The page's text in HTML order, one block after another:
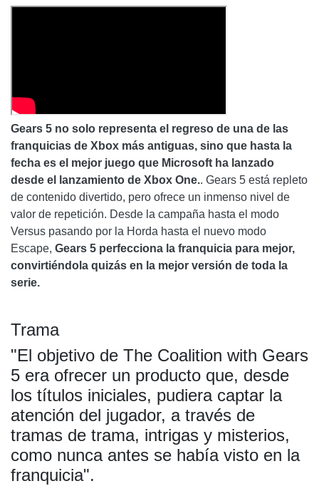
Gears 5 no solo representa el regreso de una de las
franquicias de Xbox más antiguas, sino que hasta la
fecha es el mejor juego que Microsoft ha lanzado
desde el lanzamiento de Xbox One.. Gears 5 está repleto
de contenido divertido, pero ofrece un inmenso nivel de
valor de repetición. Desde la campaña hasta el modo
Versus pasando por la Horda hasta el nuevo modo
Escape, Gears 5 perfecciona la franquicia para mejor,
convirtiéndola quizás en la mejor versión de toda la
serie.
Trama
"El objetivo de The Coalition with Gears
5 era ofrecer un producto que, desde
los títulos iniciales, pudiera captar la
atención del jugador, a través de
tramas de trama, intrigas y misterios,
como nunca antes se había visto en la
franquicia".